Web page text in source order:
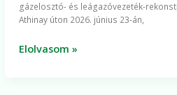
gázelosztó- és leágazóvezeték-
Athinay úton 2026. június 23-án,
Elolvasom »